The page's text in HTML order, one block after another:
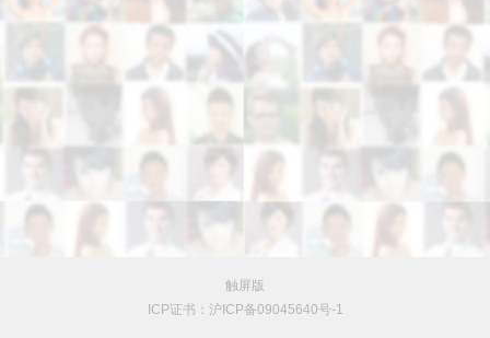
触屏版
ICP证书：沪ICP备09045640号-1